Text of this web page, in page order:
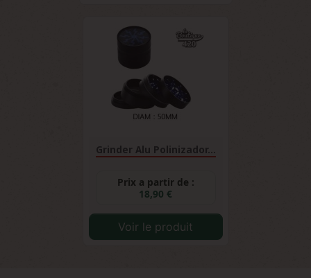
Grinder Alu Polinizador...
Prix a partir de :
18,90 €
Voir le produit